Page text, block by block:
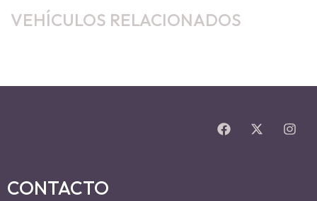
VEHÍCULOS RELACIONADOS
CONTACTO